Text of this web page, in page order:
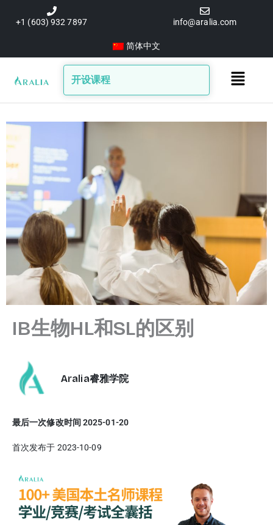
容
+1 (603) 932 7897 info@aralia.com
简体中文
开设课程
Main
IB生物HL和SL的区别
Aralia睿雅学院
最后一次修改时间 2025-01-20
首次发布于 2023-10-09